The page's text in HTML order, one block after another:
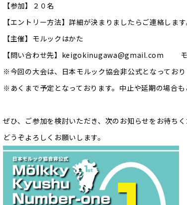
【参加】２０名
【エントリー方法】詳細が決まりましたらご連絡しま
【主催】モルックはかた
【問い合わせ先】keigokinugawa@gmail.com モ
※今回の大会は、日本モルック協会非公式となっており
※あくまで予定となっております。中止や延期の場合も
ぜひ、ご参加を検討いただき、次のお知らせをお待ちく
どうぞよろしくお願いします。